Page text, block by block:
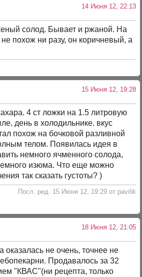
14 Июня 12, 22:13
солод. Бывает и ржаной. На
похож ни разу, он коричневый, а
15 Июня 12, 19:28
4 ст ложки на 1.5 литровую
день в холодильнике. вкус
похож на бочковой разливной
телом. Появилась идея в
немного ячменного солода,
изюма. Что еще можно
так сказать густоты? )
Посл. ред. 15 Июня 12, 19:29 от pavilik
18 Июня 12, 21:05
оказалась не очень, точнее не
Продавалось за 32
"КВАС"(ни рецепта, только